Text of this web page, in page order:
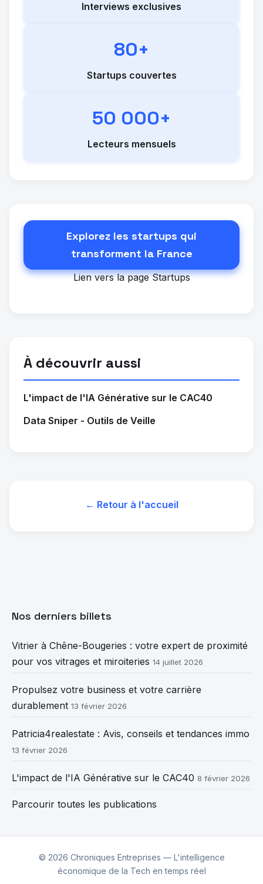
Interviews exclusives
80+
Startups couvertes
50 000+
Lecteurs mensuels
Explorez les startups qui
transforment la France
Lien vers la page Startups
À découvrir aussi
L'impact de l'IA Générative sur le CAC40
Data Sniper - Outils de Veille
← Retour à l'accueil
Nos derniers billets
Vitrier à Chêne-Bougeries : votre expert de proximité
pour vos vitrages et miroiteries 14 juillet 2026
Propulsez votre business et votre carrière
durablement 13 février 2026
Patricia4realestate : Avis, conseils et tendances immo
13 février 2026
L'impact de l'IA Générative sur le CAC40 8 février 2026
Parcourir toutes les publications
© 2026 Chroniques Entreprises — L'intelligence
économique de la Tech en temps réel